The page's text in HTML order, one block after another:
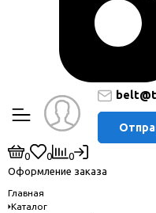
0 0
0
Оформление заказа
Главная
Каталог